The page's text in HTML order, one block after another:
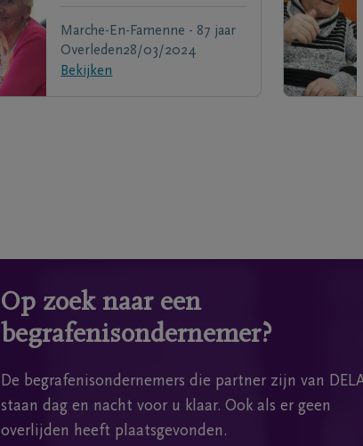
Marche-En-Famenne - 87 jaar
Overleden28/03/2024
Bekijken
Op zoek naar een
begrafenisondernemer?
De begrafenisondernemers die partner zijn van
staan dag en nacht voor u klaar. Ook als er geen
overlijden heeft plaatsgevonden.